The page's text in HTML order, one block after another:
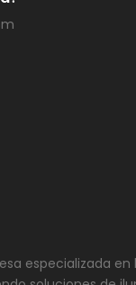
especializada